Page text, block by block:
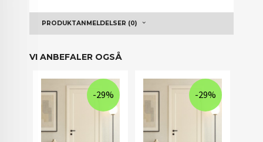
PRODUKTANMELDELSER (0)
VI ANBEFALER OGSÅ
-29% -29%